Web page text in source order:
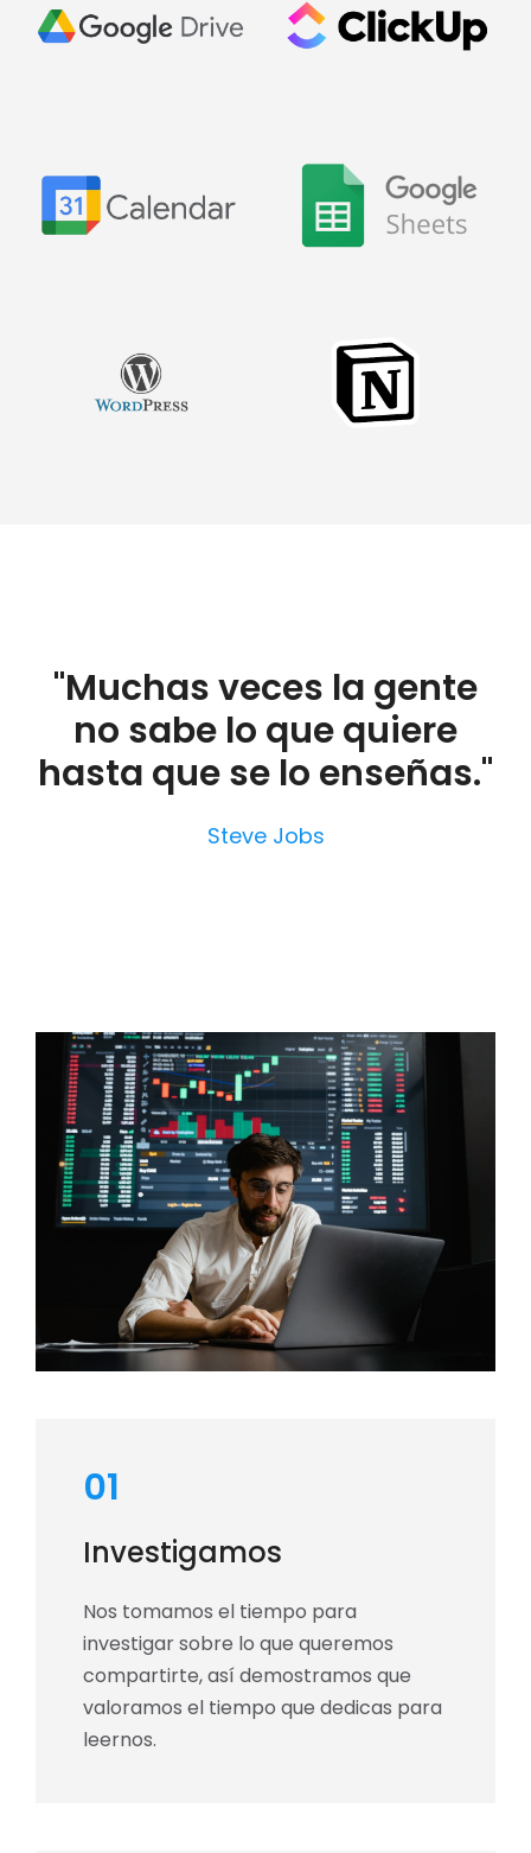
"Muchas veces la gente
no sabe lo que quiere
hasta que se lo enseñas."
Steve Jobs
01
Investigamos
Nos tomamos el tiempo para
investigar sobre lo que queremos
compartirte, así demostramos que
valoramos el tiempo que dedicas para
leernos.